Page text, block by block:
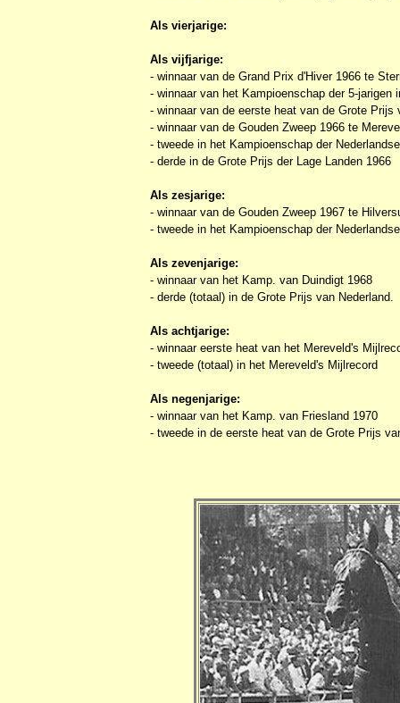
Als vierjarige:
Als vijfjarige:
- winnaar van de Grand Prix d'Hiver 1966 te
- winnaar van het Kampioenschap der 5-jarigen
- winnaar van de eerste heat van de Grote Prijs
- winnaar van de Gouden Zweep 1966 te
- tweede in het Kampioenschap der
- derde in de Grote Prijs der Lage Landen 1966
Als zesjarige:
- winnaar van de Gouden Zweep 1967 te
- tweede in het Kampioenschap der
Als zevenjarige:
- winnaar van het Kamp. van Duindigt 1968
- derde (totaal) in de Grote Prijs van Nederland.
Als achtjarige:
- winnaar eerste heat van het Mereveld's
- tweede (totaal) in het Mereveld's Mijlrecord
Als negenjarige:
- winnaar van het Kamp. van Friesland 1970
- tweede in de eerste heat van de Grote Prijs